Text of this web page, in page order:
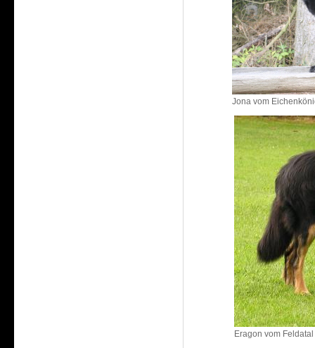
Jona vom
Eragon vom Feldatal